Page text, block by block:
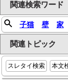
関連検索ワード
子猫 壁 家
関連トピック
スレタイ検索 本文